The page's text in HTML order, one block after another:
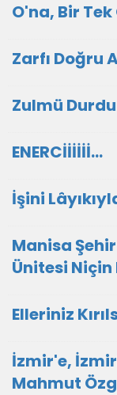
O'na, Bir
Zarfı Doğru
Zulmü
ENERCİİİİİİ...
İşini
Manisa
Ünitesi Niçin
Elleriniz
İzmir'e,
Mahmut